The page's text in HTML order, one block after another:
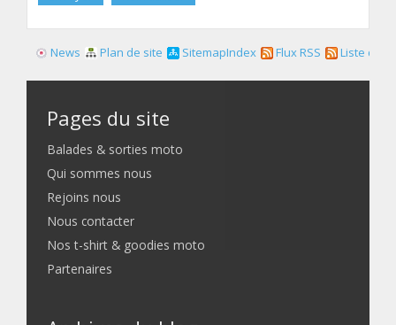
News Plan de site SitemapIndex Flux RSS Liste des
Pages du site
Balades & sorties moto
Qui sommes nous
Rejoins nous
Nous contacter
Nos t-shirt & goodies moto
Partenaires